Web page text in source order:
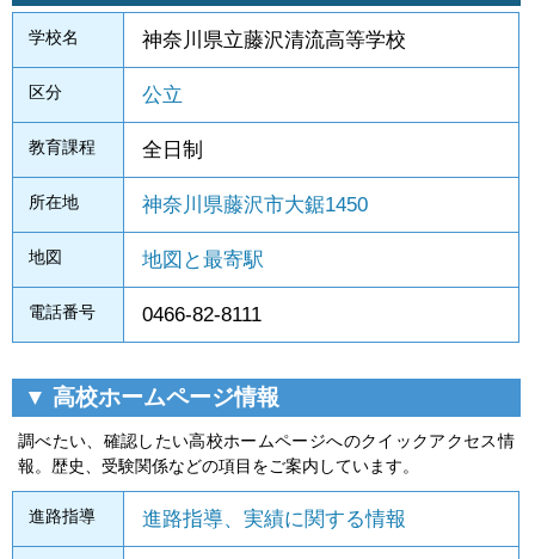
学校名 神奈川県立藤沢清流高等学校
区分 公立
教育課程 全日制
所在地 神奈川県藤沢市大鋸1450
地図 地図と最寄駅
電話番号 0466-82-8111
▼ 高校ホームページ情報
調べたい、確認したい高校ホームページへのクイックアクセス情
報。歴史、受験関係などの項目をご案内しています。
進路指導 進路指導、実績に関する情報